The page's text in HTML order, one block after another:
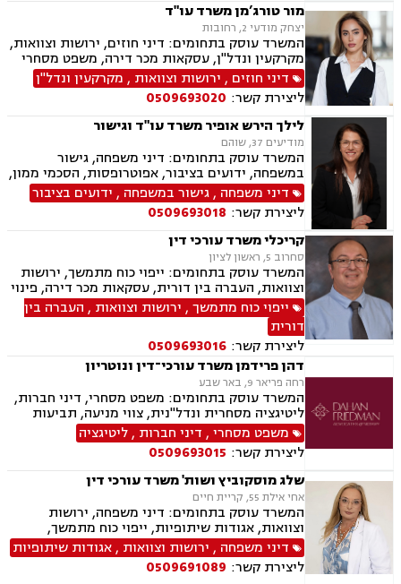
מור טורג’מן משרד עו"ד
יצחק מודעי 2, רחובות
המשרד עוסק בתחומים: דיני חוזים, ירושות וצוואות,
מקרקעין ונדל"ן, עסקאות מכר דירה, משפט מסחרי
דיני חוזים , ירושות וצוואות , מקרקעין ונדל"ן
ליצירת קשר: 0509693020
לילך הירש אופיר משרד עו"ד וגישור
מודיעים 37, שוהם
המשרד עוסק בתחומים: דיני משפחה, גישור
במשפחה, ידועים בציבור, אפוטרופסות, הסכמי ממון,
מזונות, משמורת, גירושין, נישואים אזרחיים, חלוקת
רכוש, מעמד אישי, תיאום הורי, זמני שהות, ניכור
הורי, ירושות וצוואות, ייפוי כוח מתמשך, לשון הרע,
דיני עבודה
דיני משפחה ,גישור במשפחה , ידועים בציבור
ליצירת קשר: 0509693018
קריכלי משרד עורכי דין
סחרוב 5, ראשון לציון
המשרד עוסק בתחומים: ייפוי כוח מתמשך, ירושות
וצוואות, העברה בין דורית, עסקאות מכר דירה, פינוי
מושכר, דיני עבודה.
ייפוי כוח מתמשך, ירושות וצוואות , העברה בין
דורית
ליצירת קשר: 0509693016
דהן פרידמן משרד עורכי־דין ונוטריון
רחה פריאר 9, באר שבע
המשרד עוסק בתחומים: משפט מסחרי, דיני חברות,
ליטיגציה מסחרית ונדל"נית, צווי מניעה, תביעות
מקרקעין, דיני חוזים, ייפוי כוח מתמשך, ירושות
וצוואות, מסחר בינלאומי, משפט אזרחי, סכסוכי
שכנים, דיני עבודה, הסכמי ממון, מיסוי עירוני, מיסוי
נדל"ן, ארנונה, היטל פיתוח, היטל השבחה, נוטריון.
משפט מסחרי, דיני חברות ,ליטיגציה
ליצירת קשר: 0509693015
שלג מוסקוביץ ושות' משרד עורכי דין
אחי אילת 55, קריית חיים
המשרד עוסק בתחומים: דיני משפחה, ירושות
וצוואות, אגודות שיתופיות, ייפוי כוח מתמשך,
מושבים וקיבוצים, מקרקעין ונדל"ן, עסקאות מכר
דירה, נחלות ומשקים במושבים, רשות מקרקעי
ישראל
דיני משפחה , ירושות וצוואות ,אגודות שיתופיות
ליצירת קשר: 0509691089